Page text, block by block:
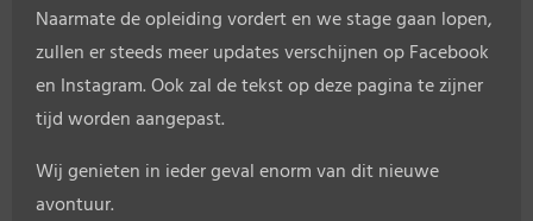
Naarmate de opleiding vordert en we stage gaan lopen,
zullen er steeds meer updates verschijnen op Facebook
en Instagram. Ook zal de tekst op deze pagina te zijner
tijd worden aangepast.
Wij genieten in ieder geval enorm van dit nieuwe
avontuur.